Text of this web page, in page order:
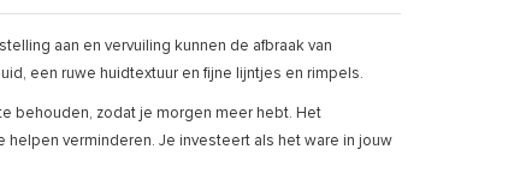
aan en vervuiling kunnen de afbraak van
een ruwe huidtextuur en fijne lijntjes en rimpels.
behouden, zodat je morgen meer hebt. Het
verminderen. Je investeert als het ware in jouw